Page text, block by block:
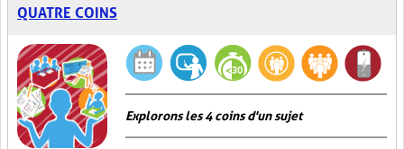
QUATRE COINS
Explorons les 4 coins d'un sujet